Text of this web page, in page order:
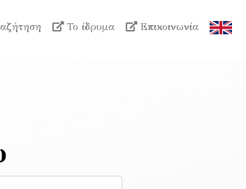
Το ίδρυμα Επικοινωνία